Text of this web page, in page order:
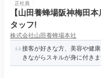
正社員
【山田養蜂場阪神梅田
タッフ!
株式会社山田養蜂場本社
接客が好きな方、美容や健
きながらスキルが身に付き